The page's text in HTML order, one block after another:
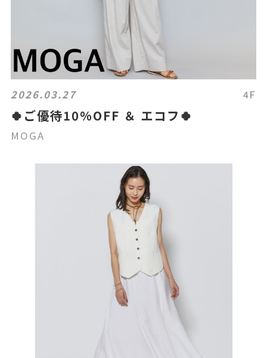
2026.03.27 4F
🍀ご優待10%OFF ＆ エコフ🍀
MOGA